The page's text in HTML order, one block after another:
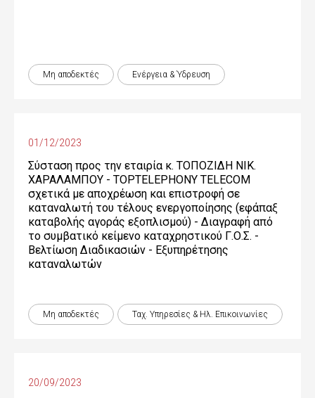
Μη αποδεκτές Ενέργεια & Ύδρευση
01/12/2023
Σύσταση προς την εταιρία κ. ΤΟΠΟΖΙΔΗ ΝΙΚ.
ΧΑΡΑΛΑΜΠΟΥ - TOPTELEPHONY TELECOM
σχετικά με αποχρέωση και επιστροφή σε
καταναλωτή του τέλους ενεργοποίησης (εφάπαξ
καταβολής αγοράς εξοπλισμού) - Διαγραφή από
το συμβατικό κείμενο καταχρηστικού Γ.Ο.Σ. -
Βελτίωση Διαδικασιών - Εξυπηρέτησης
καταναλωτών
Μη αποδεκτές Ταχ. Υπηρεσίες & Ηλ. Επικοινωνίες
20/09/2023